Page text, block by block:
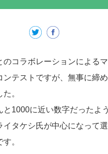
のコラボレーションによる
ンテストですが、無事に締
。
と1000に近い数字だったよ
イタケシ氏が中心になって
。